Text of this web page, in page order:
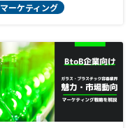
マーケティング